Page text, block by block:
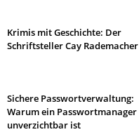
Krimis mit Geschichte: Der
Schriftsteller Cay Rademacher
Sichere Passwortverwaltung:
Warum ein Passwortmanager
unverzichtbar ist